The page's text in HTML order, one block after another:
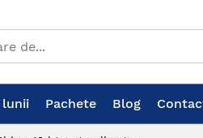
lunii Pachete Blog